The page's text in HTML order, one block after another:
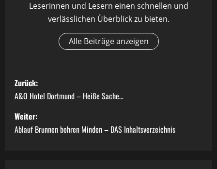
Leserinnen und Lesern einen schnellen und
verlässlichen Überblick zu bieten.
Alle Beiträge anzeigen
B
e
i
t
Zurück:
A&O Hotel Dortmund – Heiße Sache…
Weiter:
Ablauf Brunnen bohren Minden – DAS Inhaltsverzeichnis